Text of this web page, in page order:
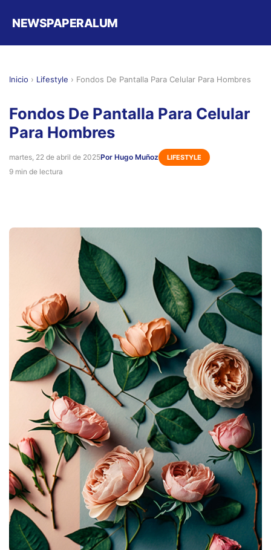
NEWSPAPERALUM
Inicio › Lifestyle › Fondos De Pantalla Para Celular Para Hombres
Fondos De Pantalla Para Celular
Para Hombres
martes, 22 de abril de 2025Por Hugo Muñoz LIFESTYLE
9 min de lectura